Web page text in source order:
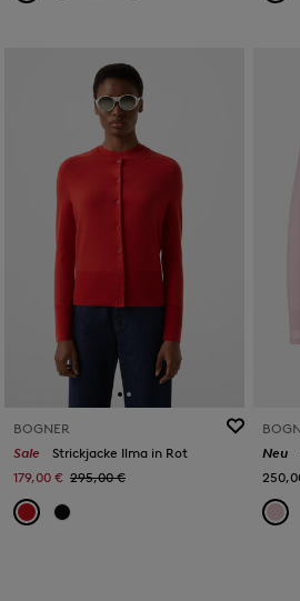
BOGNER
Sale
Strickjacke Ilma in Rot
179,00 € 295,00 €
Neu